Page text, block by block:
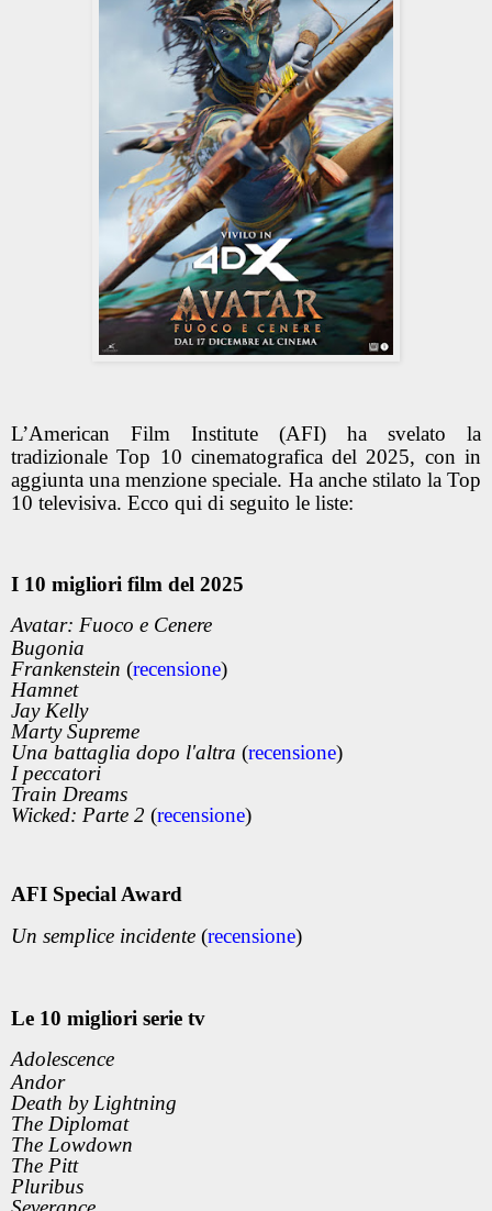
L’American Film Institute (AFI) ha svelato la
tradizionale Top 10 cinematografica del 2025, con in
aggiunta una menzione speciale. Ha anche stilato la Top
10 televisiva. Ecco qui di seguito le liste:
I 10 migliori film del 2025
Avatar: Fuoco e Cenere
Bugonia
Frankenstein (recensione)
Hamnet
Jay Kelly
Marty Supreme
Una battaglia dopo l'altra (recensione)
I peccatori
Train Dreams
Wicked: Parte 2 (recensione)
AFI Special Award
Un semplice incidente (recensione)
Le 10 migliori serie tv
Adolescence
Andor
Death by Lightning
The Diplomat
The Lowdown
The Pitt
Pluribus